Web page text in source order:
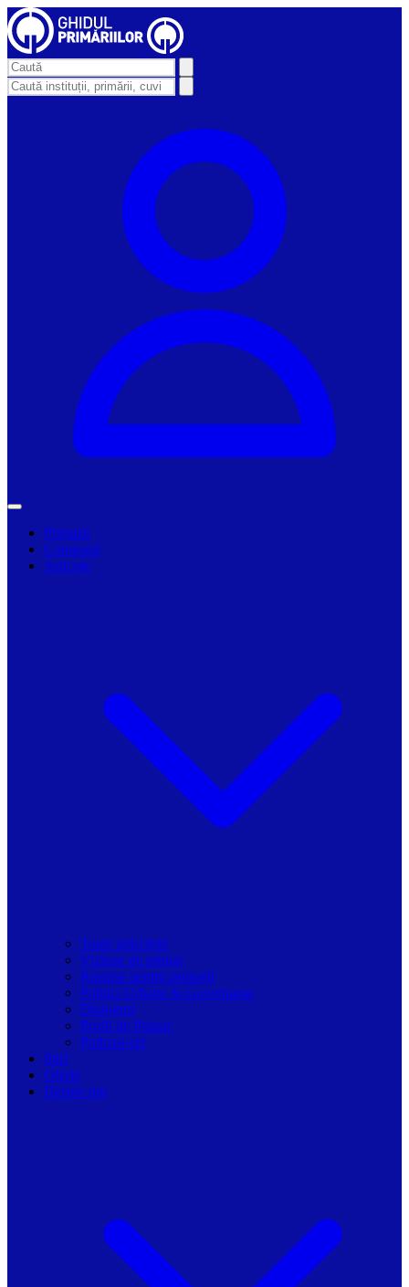
Primarii
Companii
Articole
Toate articolele
Viziune de primar
Resurse pentru primarii
Politici Urbane & Guvernanta
Dialoguri
Profil de Primar
Podcast-uri
Stiri
Oferte
Despre noi